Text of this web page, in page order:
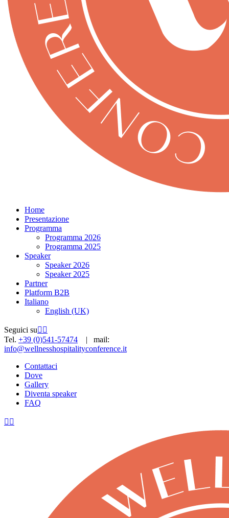
Home
Presentazione
Programma
Programma 2026
Programma 2025
Speaker
Speaker 2026
Speaker 2025
Partner
Platform B2B
Italiano
English (UK)
Seguici su
Tel. +39 (0)541-57474 | mail:
info@wellnesshospitalityconference.it
Contattaci
Dove
Gallery
Diventa speaker
FAQ